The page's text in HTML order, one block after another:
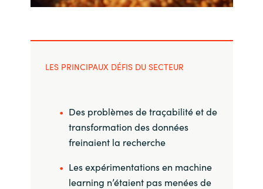
Slovenia
Singapore
Spain
LES PRINCIPAUX DÉFIS DU SECTEUR
Des problèmes de traçabilité et de
transformation des données
freinaient la recherche
Les expérimentations en machine
learning n’étaient pas menées de